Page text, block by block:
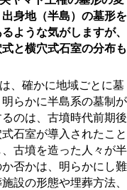
身地（半島）の墓形を
ような気がしますが、
と横穴式石室の分布も
、確かに地域ごとに墓
らかに半島系の墓制が
のは、古墳時代前期後
石室が導入されたこと
古墳を造った人々が半
否かは、明らかにし難
設の形態や埋葬方法、